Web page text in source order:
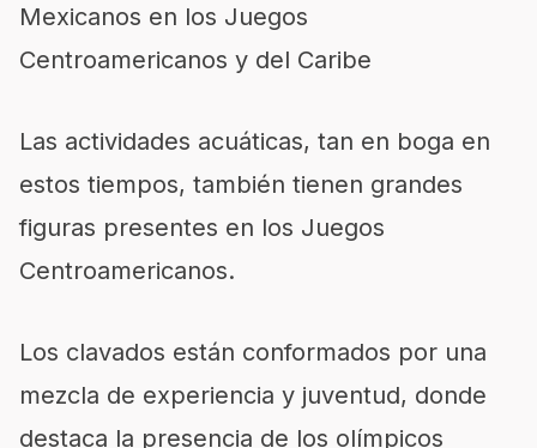
Mexicanos en los Juegos
Centroamericanos y del Caribe
Las actividades acuáticas, tan en boga en
estos tiempos, también tienen grandes
figuras presentes en los Juegos
Centroamericanos.
Los clavados están conformados por una
mezcla de experiencia y juventud, donde
destaca la presencia de los olímpicos